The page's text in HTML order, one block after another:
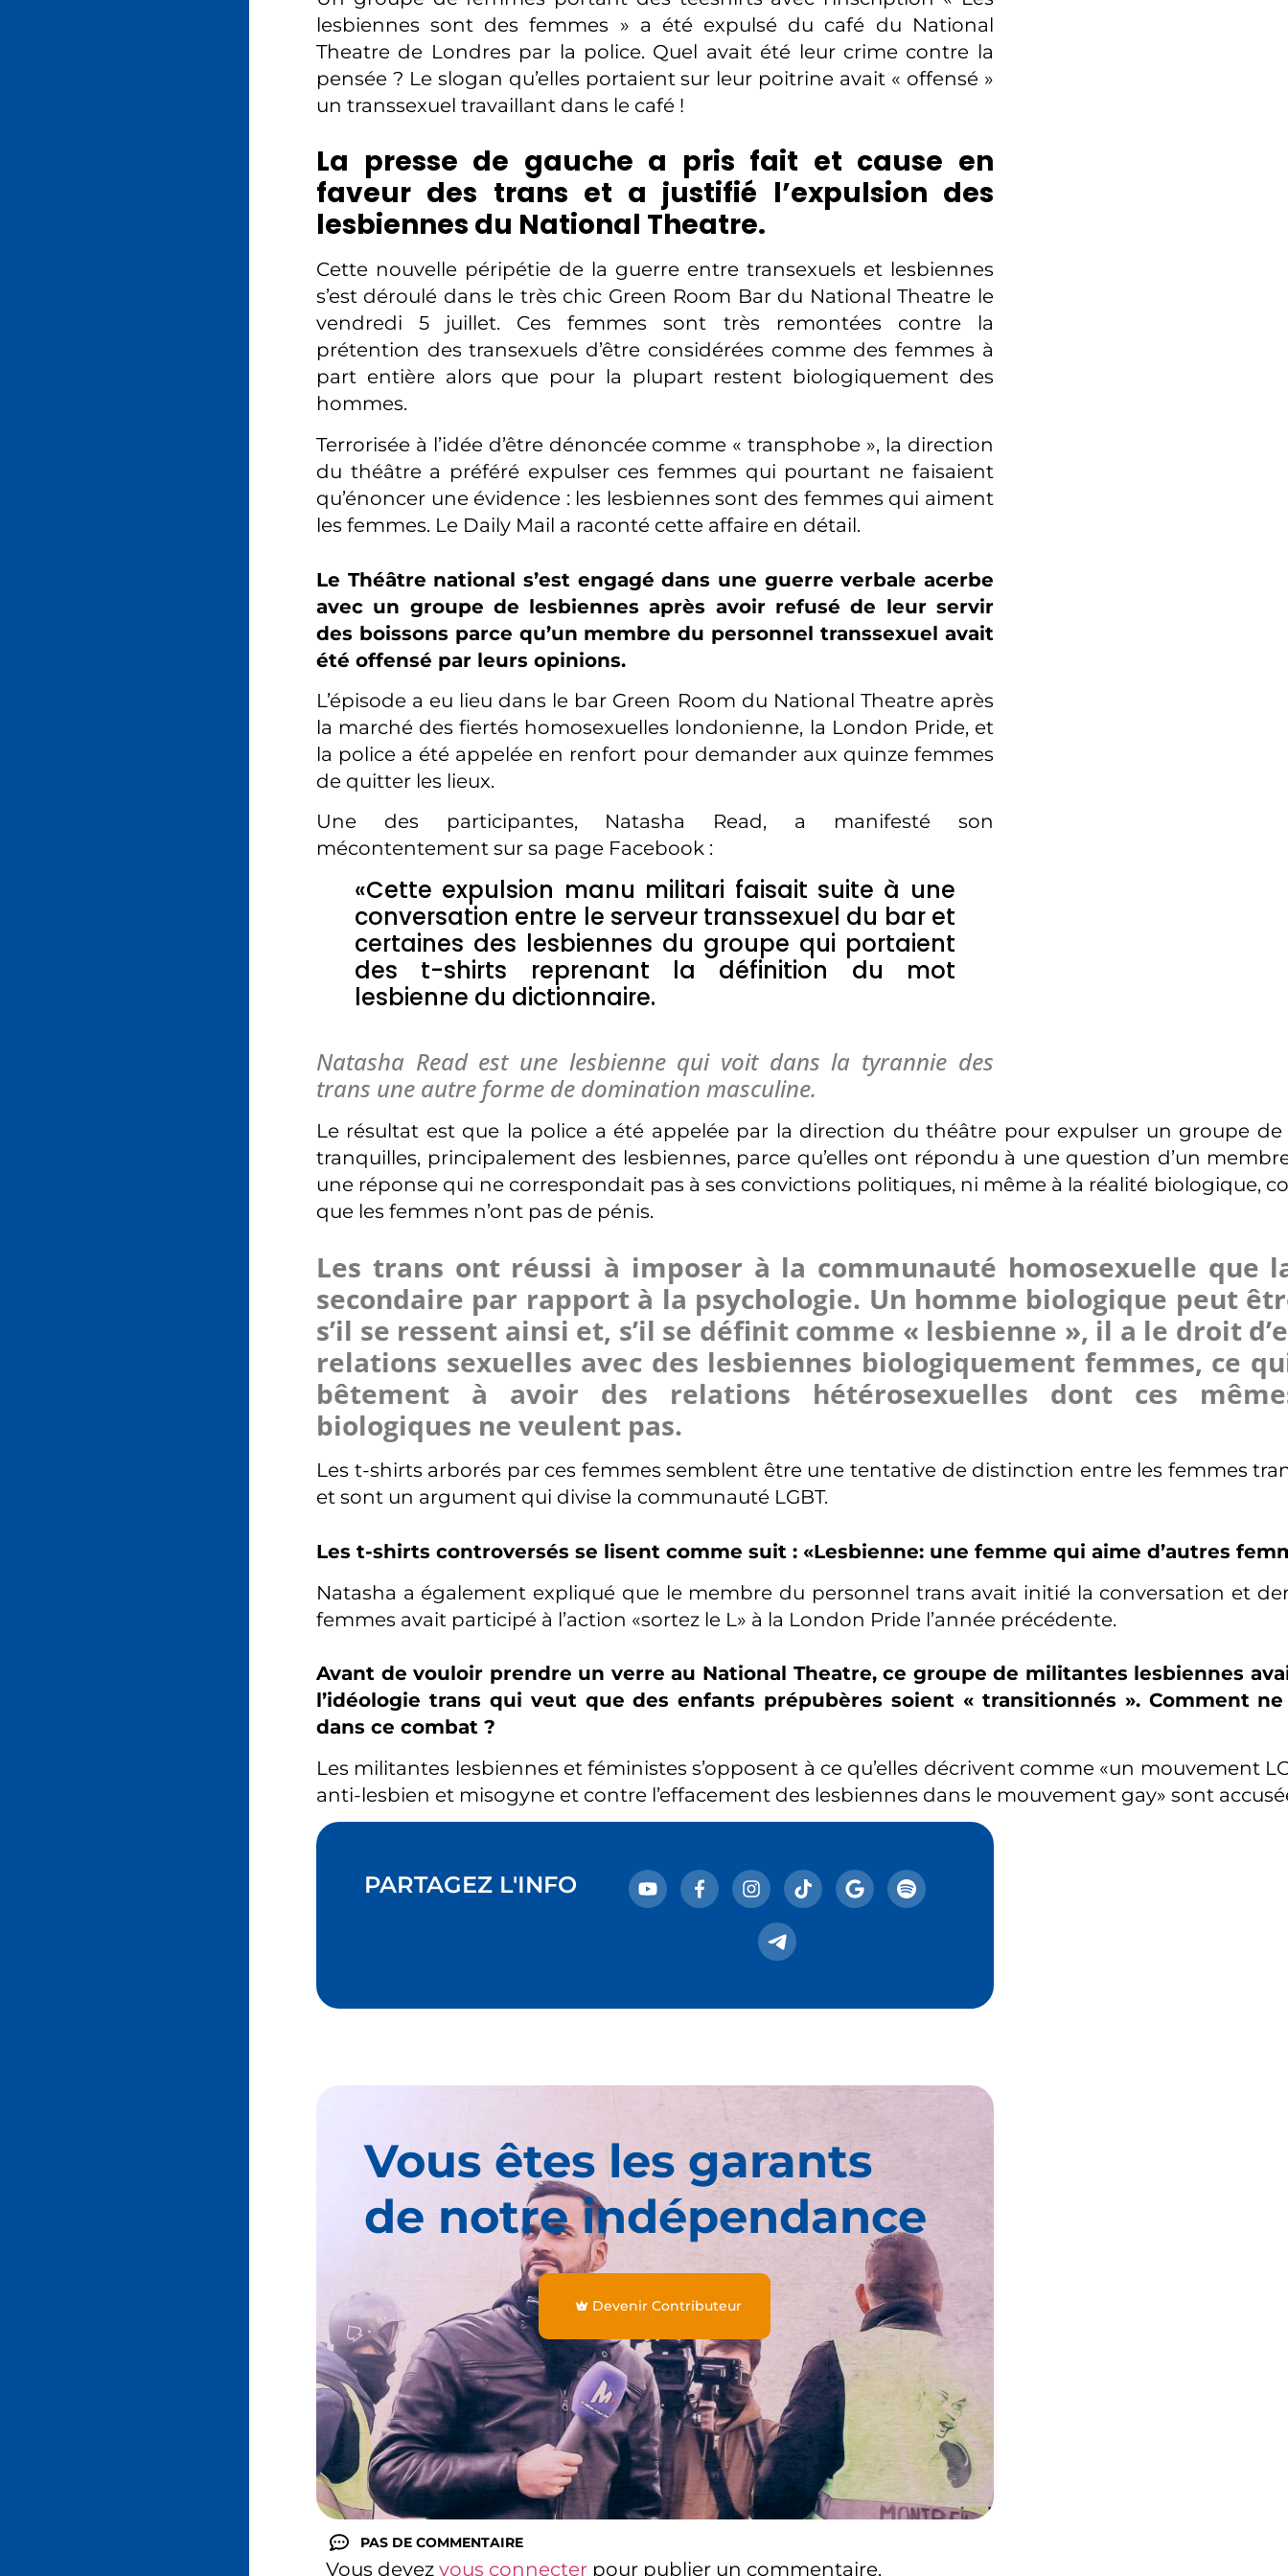
lesbiennes sont des femmes » a été expulsé du café du National
Theatre de Londres par la police. Quel avait été leur crime contre la
pensée ? Le slogan qu’elles portaient sur leur poitrine avait « offensé »
un transsexuel travaillant dans le café !
La presse de gauche a pris fait et cause en
faveur des trans et a justifié l’expulsion des
lesbiennes du National Theatre.
Cette nouvelle péripétie de la guerre entre transexuels et lesbiennes
s’est déroulé dans le très chic Green Room Bar du National Theatre le
vendredi 5 juillet. Ces femmes sont très remontées contre la
prétention des transexuels d’être considérées comme des femmes à
part entière alors que pour la plupart restent biologiquement des
hommes.
Terrorisée à l’idée d’être dénoncée comme « transphobe », la direction
du théâtre a préféré expulser ces femmes qui pourtant ne faisaient
qu’énoncer une évidence : les lesbiennes sont des femmes qui aiment
les femmes. Le Daily Mail a raconté cette affaire en détail.
Le Théâtre national s’est engagé dans une guerre verbale acerbe
avec un groupe de lesbiennes après avoir refusé de leur servir
des boissons parce qu’un membre du personnel transsexuel avait
été offensé par leurs opinions.
L’épisode a eu lieu dans le bar Green Room du National Theatre après
la marché des fiertés homosexuelles londonienne, la London Pride, et
la police a été appelée en renfort pour demander aux quinze femmes
de quitter les lieux.
Une des participantes, Natasha Read, a manifesté son
mécontentement sur sa page Facebook :
«Cette expulsion manu militari faisait suite à une
conversation entre le serveur transsexuel du bar et
certaines des lesbiennes du groupe qui portaient
des t-shirts reprenant la définition du mot
lesbienne du dictionnaire.
Natasha Read est une lesbienne qui voit dans la tyrannie des
trans une autre forme de domination masculine.
Le résultat est que la police a été appelée par la direction du théâtre pour expulser un groupe
tranquilles, principalement des lesbiennes, parce qu’elles ont répondu à une question d’un
une réponse qui ne correspondait pas à ses convictions politiques, ni même à la réalité biologique,
que les femmes n’ont pas de pénis.
Les trans ont réussi à imposer à la communauté homosexuelle que
secondaire par rapport à la psychologie. Un homme biologique peut
s’il se ressent ainsi et, s’il se définit comme « lesbienne », il a le droit
relations sexuelles avec des lesbiennes biologiquement femmes, ce
bêtement à avoir des relations hétérosexuelles dont ces
biologiques ne veulent pas.
Les t-shirts arborés par ces femmes semblent être une tentative de distinction entre les femmes
et sont un argument qui divise la communauté LGBT.
Les t-shirts controversés se lisent comme suit : «Lesbienne: une femme qui aime d’autres
Natasha a également expliqué que le membre du personnel trans avait initié la conversation et
femmes avait participé à l’action «sortez le L» à la London Pride l’année précédente.
Avant de vouloir prendre un verre au National Theatre, ce groupe de militantes lesbiennes
l’idéologie trans qui veut que des enfants prépubères soient « transitionnés ». Comment
dans ce combat ?
Les militantes lesbiennes et féministes s’opposent à ce qu’elles décrivent comme «un mouvement
anti-lesbien et misogyne et contre l’effacement des lesbiennes dans le mouvement gay» sont
PARTAGEZ L'INFO
Vous êtes les garants
de notre indépendance
Devenir Contributeur
PAS DE COMMENTAIRE
Vous devez vous connecter pour publier un commentaire.